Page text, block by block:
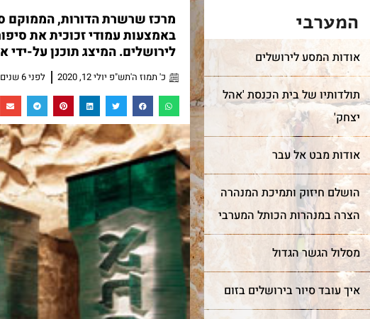
המערבי
אודות המסע לירושלים
תולדותיו של בית הכנסת 'אהל
יצחק'
אודות מבט אל עבר
הושלם חיזוק ותמיכת המנהרה
הצרה במנהרות הכותל המערבי
מסלול הגשר הגדול
איך עובד סיור בירושלים בזום
מרכז שרשרת הדורות, הממוקם
באמצעות עמודי זכוכית את
לירושלים. המיצג תוכנן על-ידי
כ' תמוז ה'תש"פ יולי 12, 2020 לפני 6 שנים